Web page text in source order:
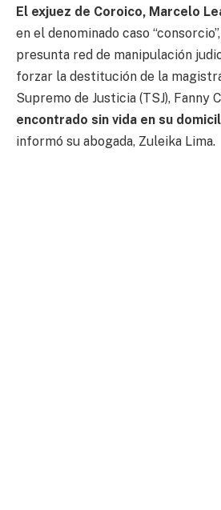
El exjuez de Coroico, Marcelo
en el denominado caso
presunta red de manipulación
forzar la destitución de la
Supremo de Justicia (TSJ), Fanny
encontrado sin vida en su
informó su abogada, Zuleika Lima.